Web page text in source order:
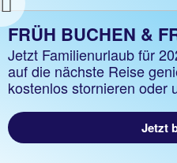
Previous
FAMILIENURLAUB
Finde das perfekte
Jetzt
FRÜH BUCHEN &
Jetzt Familienurlaub für
auf die nächste Reise
kostenlos stornieren oder
Jetzt